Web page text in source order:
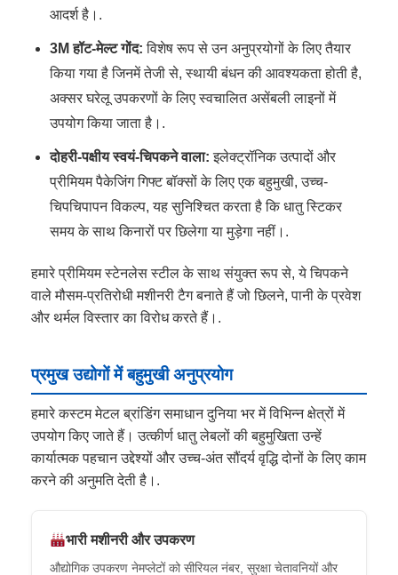
आदर्श है।.
3M हॉट-मेल्ट गोंद: विशेष रूप से उन अनुप्रयोगों के लिए तैयार
किया गया है जिनमें तेजी से, स्थायी बंधन की आवश्यकता होती है,
अक्सर घरेलू उपकरणों के लिए स्वचालित असेंबली लाइनों में
उपयोग किया जाता है।.
दोहरी-पक्षीय स्वयं-चिपकने वाला: इलेक्ट्रॉनिक उत्पादों और
प्रीमियम पैकेजिंग गिफ्ट बॉक्सों के लिए एक बहुमुखी, उच्च-
चिपचिपापन विकल्प, यह सुनिश्चित करता है कि धातु स्टिकर
समय के साथ किनारों पर छिलेगा या मुड़ेगा नहीं।.
हमारे प्रीमियम स्टेनलेस स्टील के साथ संयुक्त रूप से, ये चिपकने
वाले मौसम-प्रतिरोधी मशीनरी टैग बनाते हैं जो छिलने, पानी के प्रवेश
और थर्मल विस्तार का विरोध करते हैं।.
प्रमुख उद्योगों में बहुमुखी अनुप्रयोग
हमारे कस्टम मेटल ब्रांडिंग समाधान दुनिया भर में विभिन्न क्षेत्रों में
उपयोग किए जाते हैं। उत्कीर्ण धातु लेबलों की बहुमुखिता उन्हें
कार्यात्मक पहचान उद्देश्यों और उच्च-अंत सौंदर्य वृद्धि दोनों के लिए काम
करने की अनुमति देती है।.
भारी मशीनरी और उपकरण
औद्योगिक उपकरण नेमप्लेटों को सीरियल नंबर, सुरक्षा चेतावनियों और